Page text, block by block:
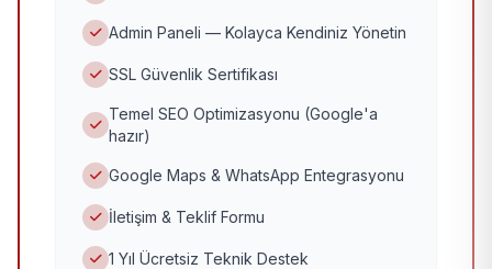
Admin Paneli — Kolayca Kendiniz Yönetin
SSL Güvenlik Sertifikası
Temel SEO Optimizasyonu (Google'a
hazır)
Google Maps & WhatsApp Entegrasyonu
İletişim & Teklif Formu
1 Yıl Ücretsiz Teknik Destek